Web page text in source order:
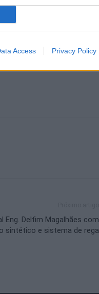
Access Privacy Policy
Parente, Martim
Rafael Quintas, Stevan
Eng. Delfim Magalhães com
sintético e sistema de rega